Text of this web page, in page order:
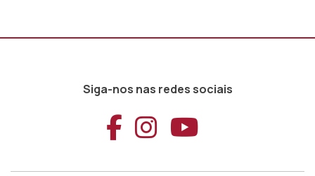
Siga-nos nas redes sociais
Aceder ao
Aceder ao
Aceder